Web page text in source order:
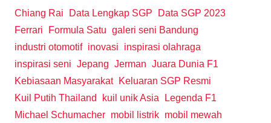
Chiang Rai Data Lengkap SGP
Data SGP 2023
Ferrari
Formula Satu galeri seni Bandung
industri otomotif inovasi
inspirasi olahraga
inspirasi seni Jepang Jerman Juara Dunia F1
Kebiasaan Masyarakat
Keluaran SGP Resmi
Kuil Putih Thailand
kuil unik Asia
Legenda F1
Michael Schumacher mobil listrik mobil mewah